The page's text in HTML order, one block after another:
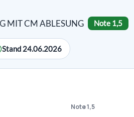
MIT CM ABLESUNG Note 1,5
Stand 24.06.2026
Note 1,5